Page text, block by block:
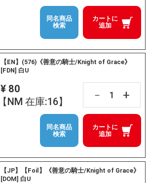
カートに
追加
同名商品
検索
【EN】(576)《善意の騎士/Knight of Grace》
[FDN] 白U
¥ 80
【NM 在庫:16】
－ +
カートに
追加
同名商品
検索
【JP】【Foil】《善意の騎士/Knight of Grace》
[DOM] 白U